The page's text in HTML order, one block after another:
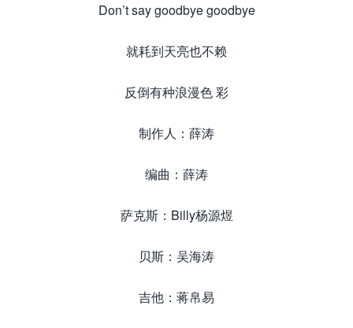
Don’t say goodbye goodbye
就耗到天亮也不赖
反倒有种浪漫色 彩
制作人：薛涛
编曲：薛涛
萨克斯：Billy杨源煜
贝斯：吴海涛
吉他：蒋帛易